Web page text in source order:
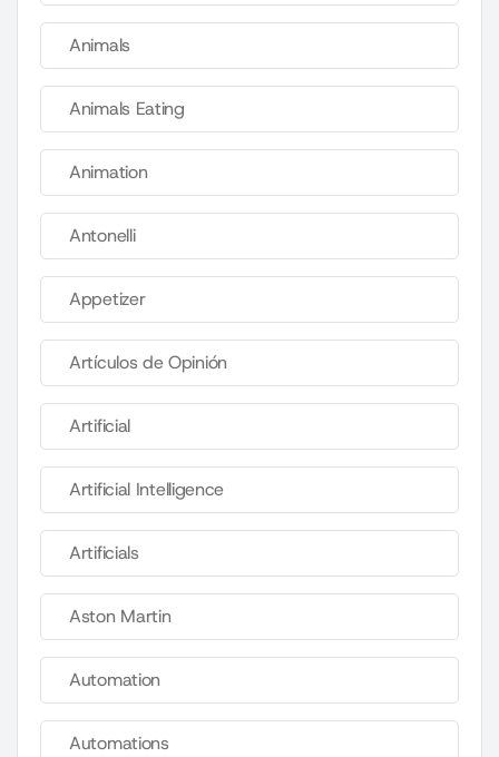
Animals
Animals Eating
Animation
Antonelli
Appetizer
Artículos de Opinión
Artificial
Artificial Intelligence
Artificials
Aston Martin
Automation
Automations